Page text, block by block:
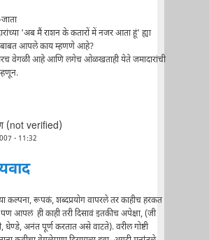
'अब मैं राशन के कतारों में नजर आता हूं' ह्या
आपले काय म्हणणे आहे?
वेगळी आहे आणि लगेच ओळखताही येते जमादारांची
(not verified)
- 11:32
कल्पना, रूपकं, शब्दप्रयोग वापरले तर काहीच हरकत
पण आपलं ही काही तरी दिसावं इतकीच अपेक्षा, (जी
धेण्डे, अनंत पूर्ण करतात असे वाटते). वरील गोष्टी